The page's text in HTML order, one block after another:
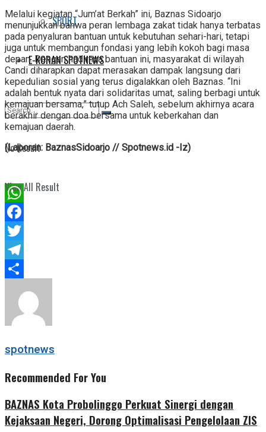
SPORT
E-KORAN SPOTNEWS
No Result
View All Result
Melalui kegiatan “Jum’at Berkah” ini, Baznas Sidoarjo
menunjukkan bahwa peran lembaga zakat tidak hanya terbatas
pada penyaluran bantuan untuk kebutuhan sehari-hari, tetapi
juga untuk membangun fondasi yang lebih kokoh bagi masa
depan. Dengan hadirnya bantuan ini, masyarakat di wilayah
Candi diharapkan dapat merasakan dampak langsung dari
kepedulian sosial yang terus digalakkan oleh Baznas. “Ini
adalah bentuk nyata dari solidaritas umat, saling berbagi untuk
kemajuan bersama,” tutup Ach Saleh, sebelum akhirnya acara
berakhir dengan doa bersama untuk keberkahan dan
kemajuan daerah.
(Laporan: BaznasSidoarjo // Spotnews.id -Iz)
WhatsApp
Facebook
Twitter
Telegram
Share
spotnews
Recommended For You
BAZNAS Kota Probolinggo Perkuat Sinergi dengan
Kejaksaan Negeri, Dorong Optimalisasi Pengelolaan ZIS